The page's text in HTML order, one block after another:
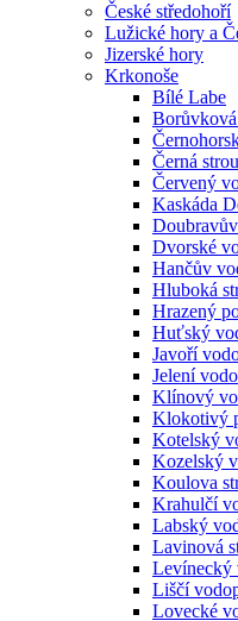
České středohoří
Lužické hory a
Jizerské hory
Krkonoše
Bílé Labe
Borůvková
Černá
Červený
Kaskáda
Dvorské
Hančův
Hluboká
Hrazený
Huťský
Javoří
Jelení
Klínový
Klokotivý
Kotelský
Kozelský
Koulova
Krahulčí
Labský
Lavinová
Levínecký
Liščí
Lovecké